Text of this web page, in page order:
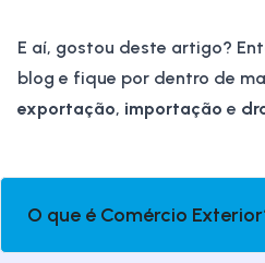
E aí, gostou deste artigo?
blog e fique por dentro de
exportação, importação e
O que é Comércio